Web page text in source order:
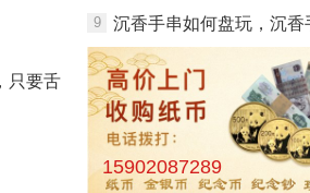
只要舌
9 沉香手串如何盘玩，沉香
15902087289